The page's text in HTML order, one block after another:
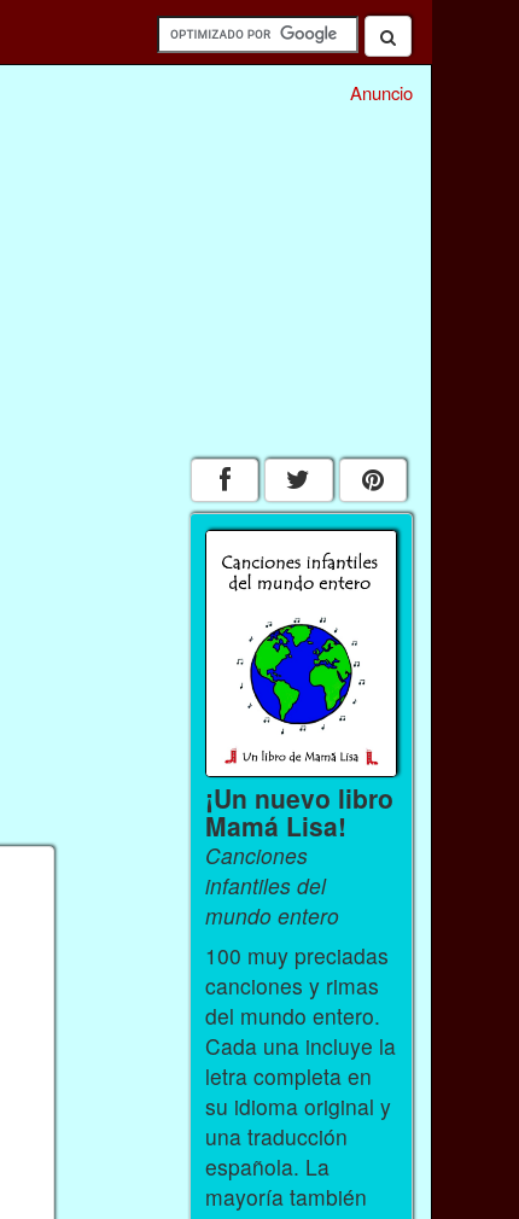
Anuncio
¡Un nuevo libro
Mamá Lisa!
Canciones
infantiles del
mundo entero
100 muy preciadas
canciones y rimas
del mundo entero.
Cada una incluye la
letra completa en
su idioma original y
una traducción
española. La
mayoría también